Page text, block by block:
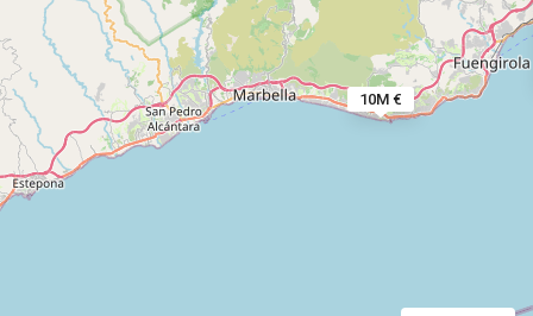
10M €